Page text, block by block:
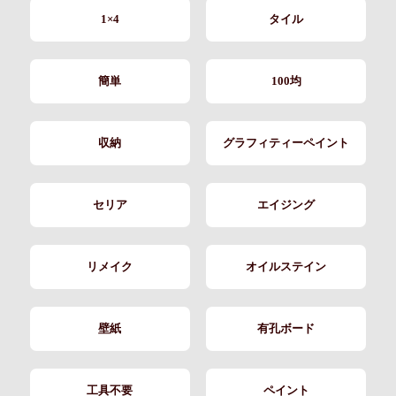
1×4 タイル
簡単 100均
収納 グラフィティーペイント
セリア エイジング
リメイク オイルステイン
壁紙 有孔ボード
工具不要 ペイント